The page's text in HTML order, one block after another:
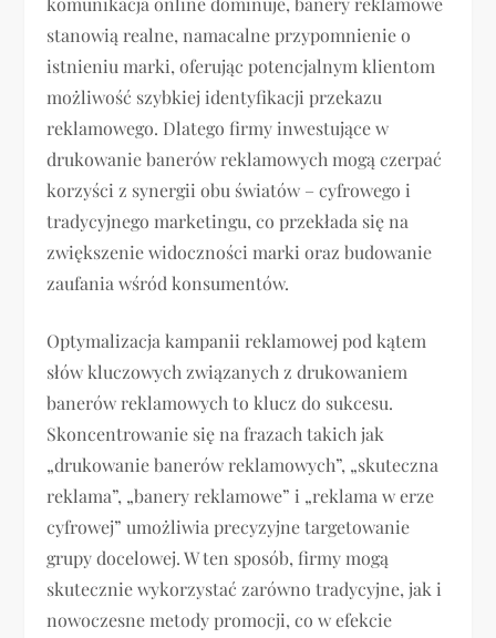
stanowią realne, namacalne przypomnienie o
istnieniu marki, oferując potencjalnym klientom
możliwość szybkiej identyfikacji przekazu
reklamowego. Dlatego firmy inwestujące w
drukowanie banerów reklamowych mogą czerpać
korzyści z synergii obu światów – cyfrowego i
tradycyjnego marketingu, co przekłada się na
zwiększenie widoczności marki oraz budowanie
zaufania wśród konsumentów.
Optymalizacja kampanii reklamowej pod kątem
słów kluczowych związanych z drukowaniem
banerów reklamowych to klucz do sukcesu.
Skoncentrowanie się na frazach takich jak
„drukowanie banerów reklamowych”, „skuteczna
reklama”, „banery reklamowe” i „reklama w erze
cyfrowej” umożliwia precyzyjne targetowanie
grupy docelowej. W ten sposób, firmy mogą
skutecznie wykorzystać zarówno tradycyjne, jak i
nowoczesne metody promocji, co w efekcie